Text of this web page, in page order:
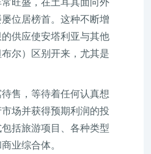
位居榜首。这种不断增
供应使安塔利亚与其他
尔）区别开来，尤其是
售，等待着任何认真想
场并获得预期利润的投
括旅游项目、各种类型
业综合体。